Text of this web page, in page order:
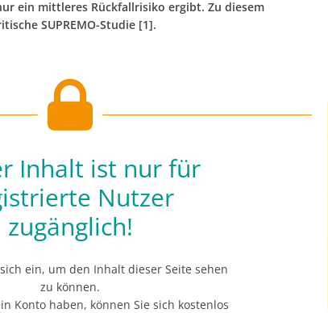
ein mittleres Rückfallrisiko ergibt. Zu diesem
SUPREMO-Studie [1].
Inhalt ist nur für
Nutzer
zugänglich!
ein, um den Inhalt dieser Seite sehen
zu können.
Konto haben, können Sie sich kostenlos